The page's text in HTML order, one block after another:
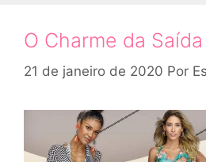
O Charme da
21 de janeiro de 2020 Por